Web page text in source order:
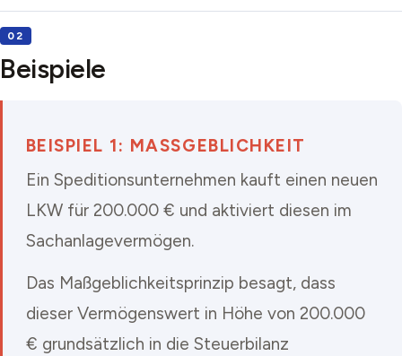
Beispiele
BEISPIEL 1: MASSGEBLICHKEIT
Ein Speditionsunternehmen kauft einen neuen
LKW für 200.000 € und aktiviert diesen im
Sachanlagevermögen.
Das Maßgeblichkeitsprinzip besagt, dass
dieser Vermögenswert in Höhe von 200.000
€ grundsätzlich in die Steuerbilanz